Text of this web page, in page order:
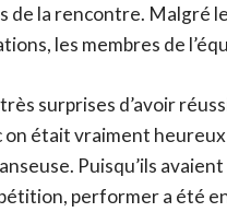
de la rencontre. Malgré
les membres de
surprises d’avoir
on était vraiment
Puisqu’ils
performer a été